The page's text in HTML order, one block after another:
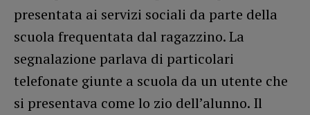
presentata ai servizi sociali da parte della
scuola frequentata dal ragazzino. La
segnalazione parlava di particolari
telefonate giunte a scuola da un utente che
si presentava come lo zio dell’alunno. Il